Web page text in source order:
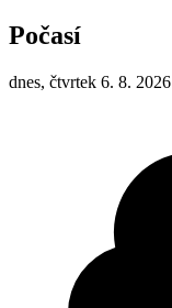
Počasí
dnes, čtvrtek 6. 8. 2026